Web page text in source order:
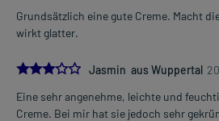
Grundsätzlich eine gute Creme. Macht
wirkt glatter.
3.0
Jasmin aus Wuppertal
Eine sehr angenehme, leichte und
Creme. Bei mir hat sie jedoch sehr